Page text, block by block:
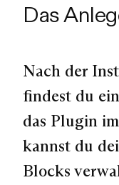
Das
Nach der
findest du
das Plugin
kannst du
Blocks